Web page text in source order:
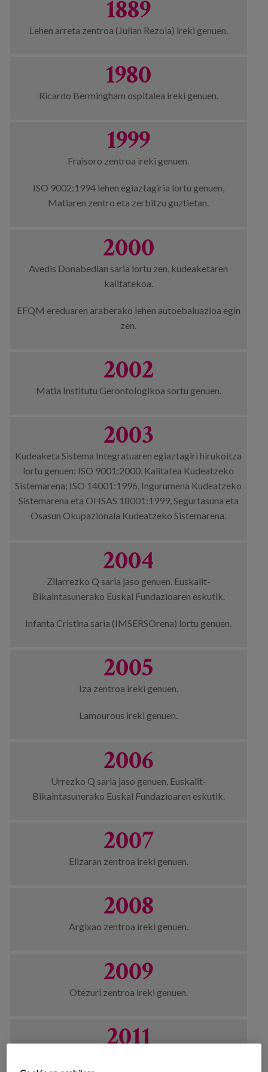
Salaketa-kanala
1889
Lehen arreta zentroa (Julian Rezola) ireki genuen.
1980
Ricardo Bermingham ospitalea ireki genuen.
1999
Fraisoro zentroa ireki genuen.
ISO 9002:1994 lehen egiaztagiria lortu genuen,
Matiaren zentro eta zerbitzu guztietan.
2000
Avedis Donabedian saria lortu zen, kudeaketaren
kalitatekoa.
EFQM ereduaren araberako lehen autoebaluazioa egin
zen.
2002
Matia Institutu Gerontologikoa sortu genuen.
2003
Kudeaketa Sistema Integratuaren egiaztagiri hirukoitza
lortu genuen: ISO 9001:2000, Kalitatea Kudeatzeko
Sistemarena; ISO 14001:1996, Ingurumena Kudeatzeko
Sistemarena eta OHSAS 18001:1999, Segurtasuna eta
Osasun Okupazionala Kudeatzeko Sistemarena.
2004
Zilarrezko Q saria jaso genuen, Euskalit-
Bikaintasunerako Euskal Fundazioaren eskutik.
Infanta Cristina saria (IMSERSOrena) lortu genuen.
2005
Iza zentroa ireki genuen.
Lamourous ireki genuen.
2006
Urrezko Q saria jaso genuen, Euskalit-
Bikaintasunerako Euskal Fundazioaren eskutik.
2007
Elizaran zentroa ireki genuen.
2008
Argixao zentroa ireki genuen.
2009
Otezuri zentroa ireki genuen.
2011